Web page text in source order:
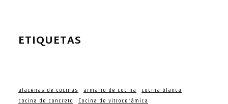
ETIQUETAS
alacenas de cocinas armario de cocina
cocina blanca
cocina de concreto
Cocina de vitrocerámica